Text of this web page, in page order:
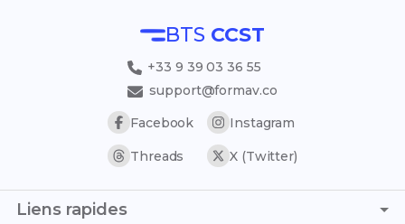
BTS CCST
+33 9 39 03 36 55
support@formav.co
Facebook
Instagram
Threads X (Twitter)
Liens rapides